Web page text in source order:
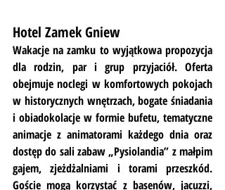
Hotel Zamek Gniew
Wakacje na zamku to wyjątkowa propozycja
dla rodzin, par i grup przyjaciół. Oferta
obejmuje noclegi w komfortowych pokojach
w historycznych wnętrzach, bogate śniadania
i obiadokolacje w formie bufetu, tematyczne
animacje z animatorami każdego dnia oraz
dostęp do sali zabaw „Pysiolandia” z małpim
gajem, zjeżdżalniami i torami przeszkód.
Goście mogą korzystać z basenów, jacuzzi,